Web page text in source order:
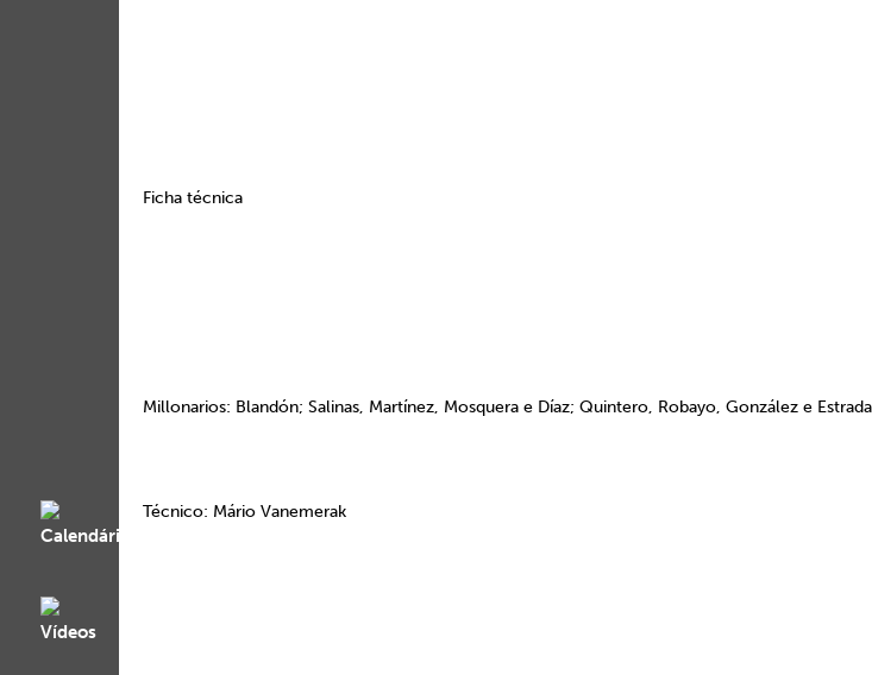
Ficha técnica
Millonarios: Blandón; Salinas, Martínez, Mosquera e Díaz; Quintero, Robayo, González e
Técnico: Mário Vanemerak